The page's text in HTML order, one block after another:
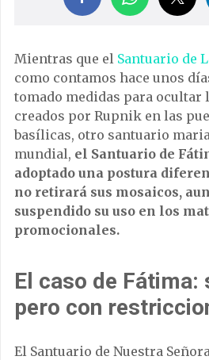
Mientras que el Santuario de
como contamos hace unos
tomado medidas para ocultar
creados por Rupnik en las
basílicas, otro santuario
mundial, el Santuario de
adoptado una postura
no retirará sus mosaicos,
suspendido su uso en los
promocionales.
El caso de Fátima:
pero con
El Santuario de Nuestra